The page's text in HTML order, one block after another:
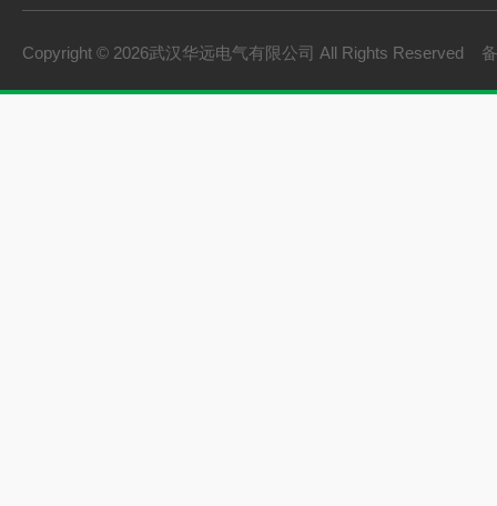
Copyright © 2026武汉华远电气有限公司 All Rights Reserved